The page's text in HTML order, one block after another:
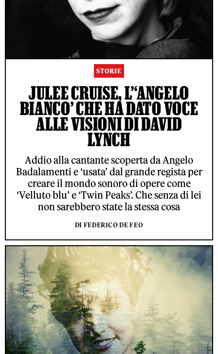
STORIE
JULEE CRUISE, L’‘ANGELO
BIANCO’ CHE HA DATO VOCE
ALLE VISIONI DI DAVID
LYNCH
Addio alla cantante scoperta da Angelo
Badalamenti e ‘usata’ dal grande regista per
creare il mondo sonoro di opere come
‘Velluto blu’ e ‘Twin Peaks’. Che senza di lei
non sarebbero state la stessa cosa
DI FEDERICO DE FEO